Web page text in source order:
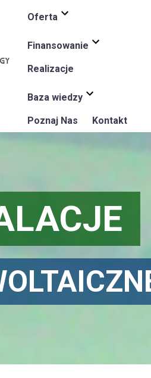
Oferta
Finansowanie
Realizacje
Baza wiedzy
Poznaj Nas Kontakt